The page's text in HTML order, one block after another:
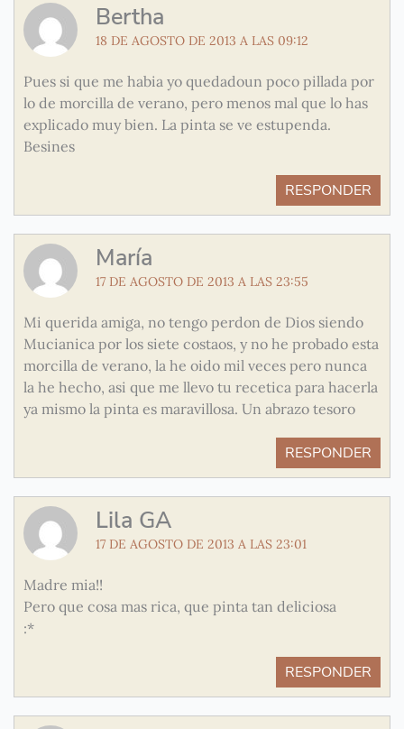
Bertha
18 DE AGOSTO DE 2013 A LAS 09:12
Pues si que me habia yo quedadoun poco pillada por
lo de morcilla de verano, pero menos mal que lo has
explicado muy bien. La pinta se ve estupenda.
Besines
RESPONDER
María
17 DE AGOSTO DE 2013 A LAS 23:55
Mi querida amiga, no tengo perdon de Dios siendo
Mucianica por los siete costaos, y no he probado esta
morcilla de verano, la he oido mil veces pero nunca
la he hecho, asi que me llevo tu recetica para hacerla
ya mismo la pinta es maravillosa. Un abrazo tesoro
RESPONDER
Lila GA
17 DE AGOSTO DE 2013 A LAS 23:01
Madre mia!!
Pero que cosa mas rica, que pinta tan deliciosa
:*
RESPONDER